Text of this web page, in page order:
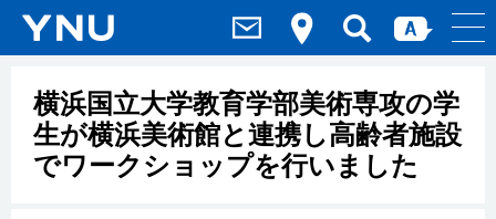
横浜国立大学教育学部美術専攻の学
生が横浜美術館と連携し高齢者施設
でワークショップを行いました